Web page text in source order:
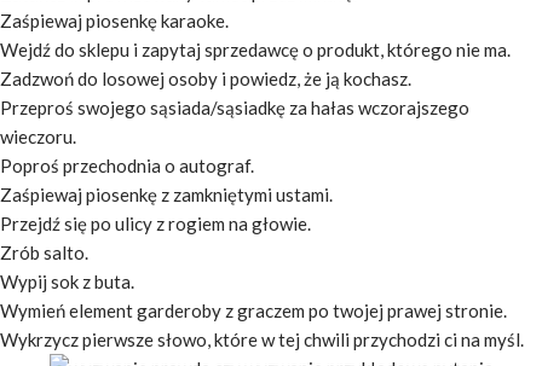
Zaśpiewaj piosenkę karaoke.
Wejdź do sklepu i zapytaj sprzedawcę o produkt, którego nie ma.
Zadzwoń do losowej osoby i powiedz, że ją kochasz.
Przeproś swojego sąsiada/sąsiadkę za hałas wczorajszego
wieczoru.
Poproś przechodnia o autograf.
Zaśpiewaj piosenkę z zamkniętymi ustami.
Przejdź się po ulicy z rogiem na głowie.
Zrób salto.
Wypij sok z buta.
Wymień element garderoby z graczem po twojej prawej stronie.
Wykrzycz pierwsze słowo, które w tej chwili przychodzi ci na myśl.